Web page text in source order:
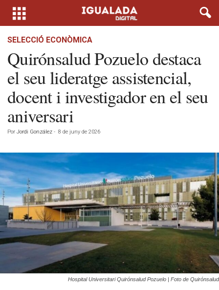
SELECCIÓ ECONÒMICA
Quirónsalud Pozuelo destaca
el seu lideratge assistencial,
docent i investigador en el seu
aniversari
Por Jordi González - 8 de juny de 2026
Hospital Universitari Quirónsalud Pozuelo | Foto de Quirónsalud